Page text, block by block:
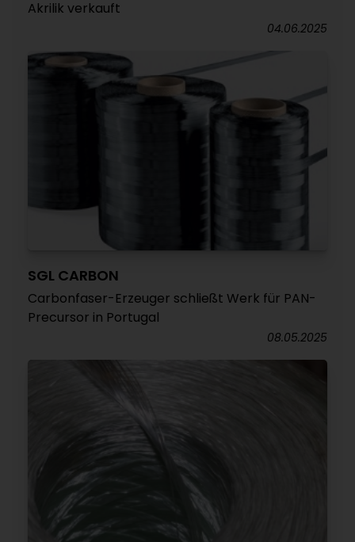
Akrilik verkauft
04.06.2025
SGL CARBON
Carbonfaser-Erzeuger schließt Werk für PAN-
Precursor in Portugal
08.05.2025